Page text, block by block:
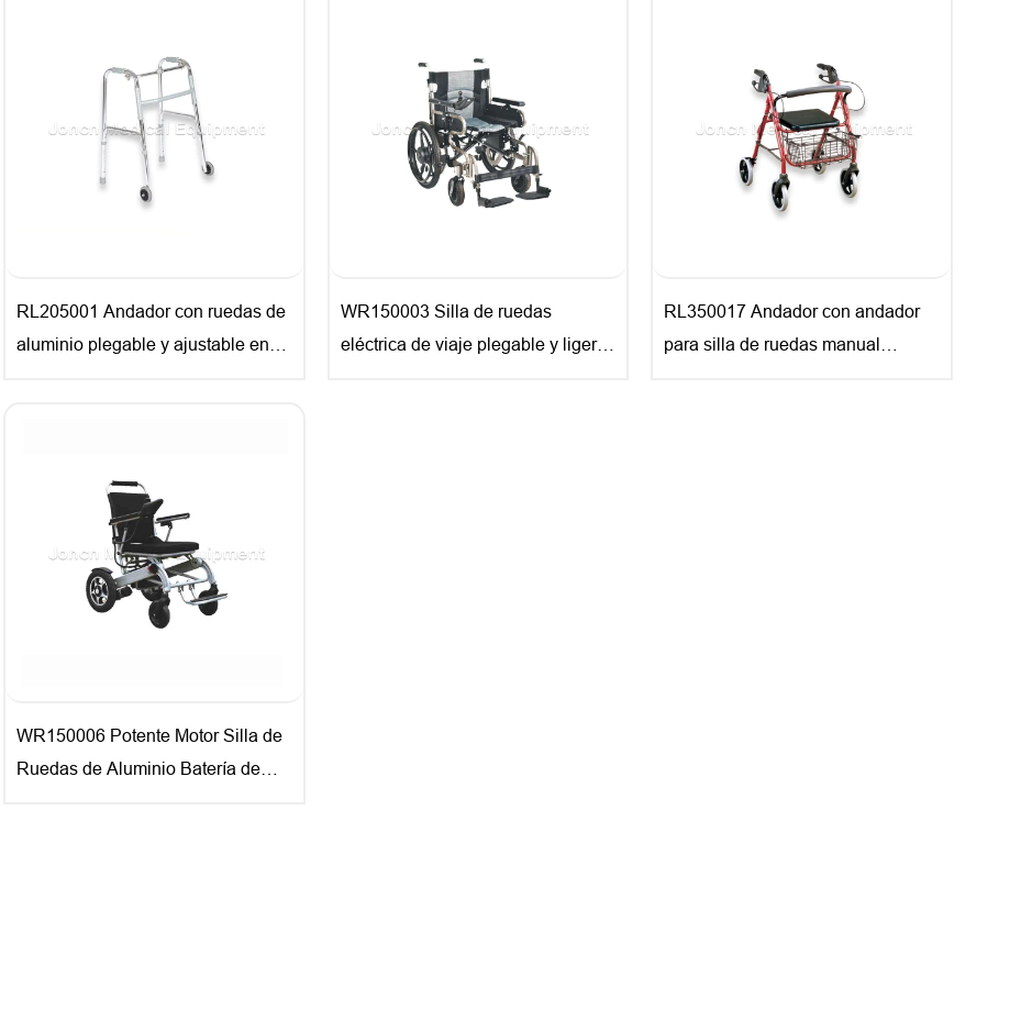
RL205001 Andador con ruedas de
aluminio plegable y ajustable en
WR150003 Silla de ruedas
eléctrica de viaje plegable y ligera
RL350017 Andador con andador
para silla de ruedas manual
WR150006 Potente Motor Silla de
Ruedas de Aluminio Batería de